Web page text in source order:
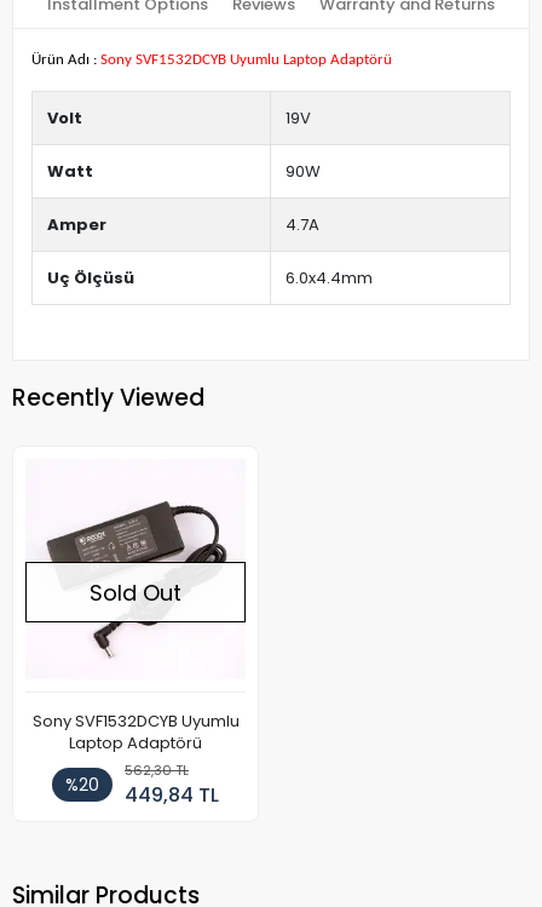
Ürün Adı : Sony SVF1532DCYB Uyumlu Laptop Adaptörü
Volt 19V
Watt 90W
Amper 4.7A
Uç Ölçüsü 6.0x4.4mm
Recently Viewed
Sold Out
Sony SVF1532DCYB Uyumlu
Laptop Adaptörü
%20
562,30 TL
449,84 TL
Similar Products